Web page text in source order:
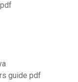
guide pdf